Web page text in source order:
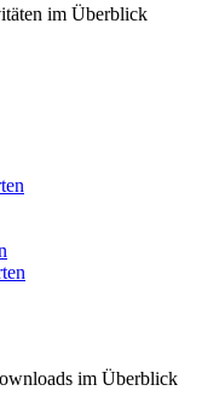
im Überblick
im Überblick